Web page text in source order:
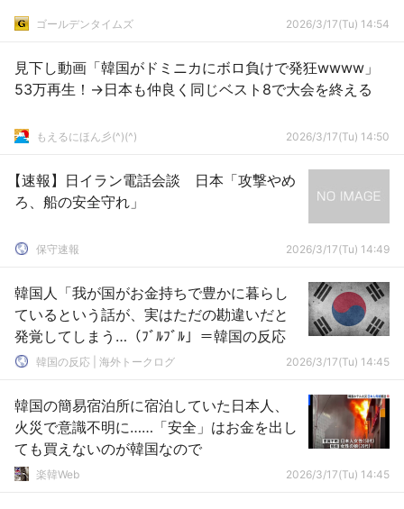
ゴールデンタイムズ 2026/3/17(Tu) 14:54
見下し動画「韓国がドミニカにボロ負けで発狂wwww」
53万再生！→日本も仲良く同じベスト8で大会を終える
もえるにほん彡(^)(^) 2026/3/17(Tu) 14:50
【速報】日イラン電話会談 日本「攻撃やめ
ろ、船の安全守れ」
保守速報 2026/3/17(Tu) 14:49
韓国人「我が国がお金持ちで豊かに暮らし
ているという話が、実はただの勘違いだと
発覚してしまう…（ﾌﾞﾙﾌﾞﾙ」＝韓国の反応
韓国の反応 | 海外トークログ 2026/3/17(Tu) 14:45
韓国の簡易宿泊所に宿泊していた日本人、
火災で意識不明に……「安全」はお金を出し
ても買えないのが韓国なので
楽韓Web 2026/3/17(Tu) 14:45